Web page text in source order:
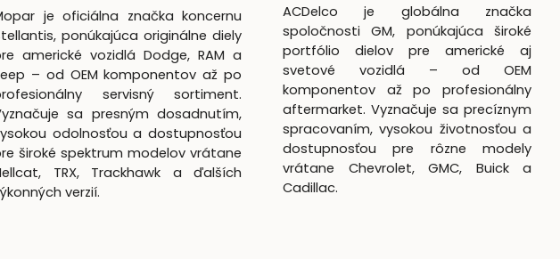
je oficiálna značka koncernu
ponúkajúca originálne diely
americké vozidlá Dodge, RAM a
– od OEM komponentov až po
servisný sortiment.
sa presným dosadnutím,
odolnosťou a dostupnosťou
široké spektrum modelov vrátane
TRX, Trackhawk a ďalších
verzií.
ACDelco je globálna značka
spoločnosti GM, ponúkajúca široké
portfólio dielov pre americké aj
svetové vozidlá – od OEM
komponentov až po profesionálny
aftermarket. Vyznačuje sa precíznym
spracovaním, vysokou životnosťou a
dostupnosťou pre rôzne modely
vrátane Chevrolet, GMC, Buick a
Cadillac.